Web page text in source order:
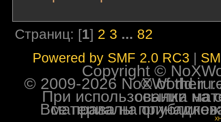
Страниц: [1] 2 3 ... 82
Powered by SMF 2.0 RC3
Copyright ©
© 2009-2026 NoXWorld.ru. All
При использовании
Все права на опубликованные на форуме